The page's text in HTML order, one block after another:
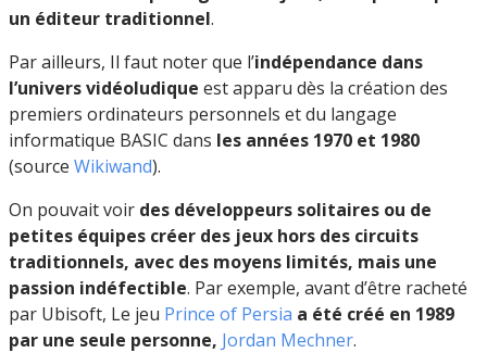
un éditeur traditionnel.
Par ailleurs, Il faut noter que l’indépendance dans
l’univers vidéoludique est apparu dès la création des
premiers ordinateurs personnels et du langage
informatique BASIC dans les années 1970 et 1980
(source Wikiwand).
On pouvait voir des développeurs solitaires ou de
petites équipes créer des jeux hors des circuits
traditionnels, avec des moyens limités, mais une
passion indéfectible. Par exemple, avant d’être racheté
par Ubisoft, Le jeu Prince of Persia a été créé en 1989
par une seule personne, Jordan Mechner.